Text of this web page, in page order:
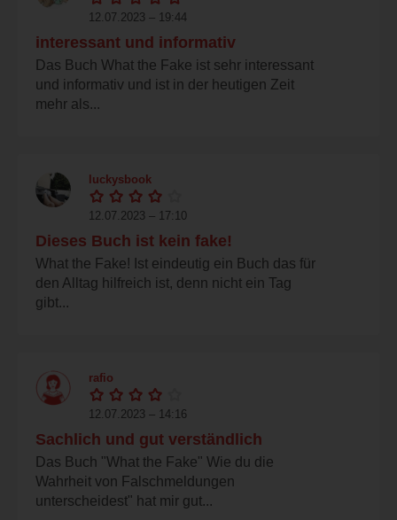
12.07.2023 – 19:44
interessant und informativ
Das Buch What the Fake ist sehr interessant
und informativ und ist in der heutigen Zeit
mehr als...
luckysbook
12.07.2023 – 17:10
Dieses Buch ist kein fake!
What the Fake! Ist eindeutig ein Buch das für
den Alltag hilfreich ist, denn nicht ein Tag
gibt...
rafio
12.07.2023 – 14:16
Sachlich und gut verständlich
Das Buch "What the Fake" Wie du die
Wahrheit von Falschmeldungen
unterscheidest" hat mir gut...